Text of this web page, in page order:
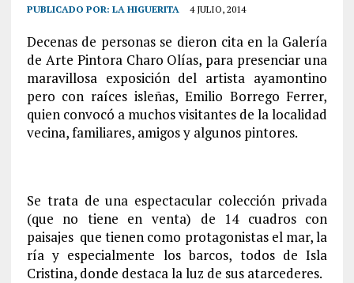
PUBLICADO POR: LA HIGUERITA 4 JULIO, 2014
Decenas de personas se dieron cita en la Galería
de Arte Pintora Charo Olías, para presenciar una
maravillosa exposición del artista ayamontino
pero con raíces isleñas, Emilio Borrego Ferrer,
quien convocó a muchos visitantes de la localidad
vecina, familiares, amigos y algunos pintores.
Se trata de una espectacular colección privada
(que no tiene en venta) de 14 cuadros con
paisajes que tienen como protagonistas el mar, la
ría y especialmente los barcos, todos de Isla
Cristina, donde destaca la luz de sus atarcederes.